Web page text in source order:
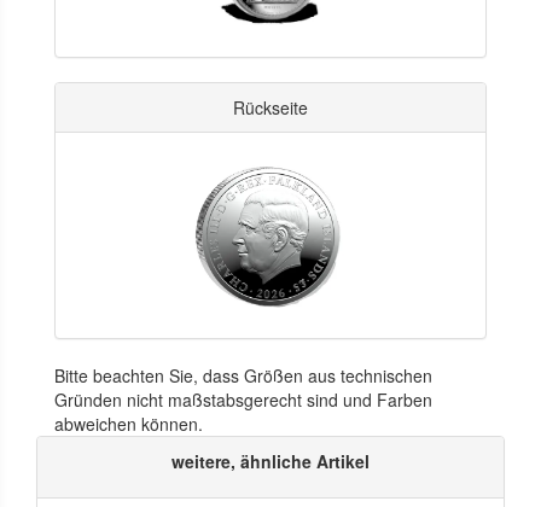
Rückseite
Bitte beachten Sie, dass Größen aus technischen
Gründen nicht maßstabsgerecht sind und Farben
abweichen können.
weitere, ähnliche Artikel